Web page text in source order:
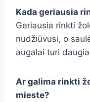
Kada geriausia
Geriausia rinkti
nudžiūvusi, o
augalai turi
Ar galima rinkti
mieste?